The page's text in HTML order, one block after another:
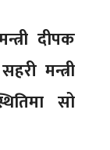
दीपक
मन्त्री
सो